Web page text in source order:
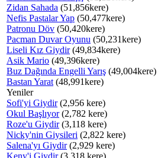
Zidan Sahada (51,856kere)
Nefis Pastalar Yap (50,477kere)
Patronu Döv (50,420kere)
Pacman Duvar Oyunu (50,231kere)
Liseli Kız Giydir(49,834kere)
Asik Mario (49,396kere)
Buz Dağında Engelli Yarış (49,004kere)
Bastan Yarat (48,991kere)
Yeniler
Sofi'yi Giydir(2,956 kere)
Okul Başlıyor(2,782 kere)
Roze'u Giydir(3,118 kere)
Nicky'nin Giysileri (2,822 kere)
Salena'yı Giydir(2,929 kere)
Keny'i Giydir(3,318 kere)